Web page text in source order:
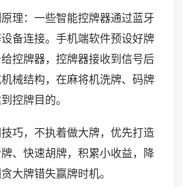
理：一些智能控牌器通过蓝牙
备连接。手机端软件预设好牌
控牌器，控牌器接收到信号后
械结构，在麻将机洗牌、码牌
控牌目的。
巧，不执着做大牌，优先打造
、快速胡牌，积累小收益，降
大牌错失赢牌时机。